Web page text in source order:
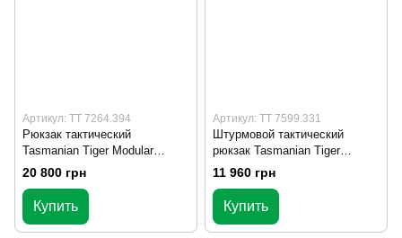
Артикул: TT 7264.394
Рюкзак тактический
Tasmanian Tiger Modular
Trooper Pack MC 55, Multicam
(TT 7264.394)
20 800 грн
Купить
Артикул: TT 7599.331
Штурмовой тактический
рюкзак Tasmanian Tiger
Mission Pack MK 2, Olive (TT
7599.331)
11 960 грн
Купить